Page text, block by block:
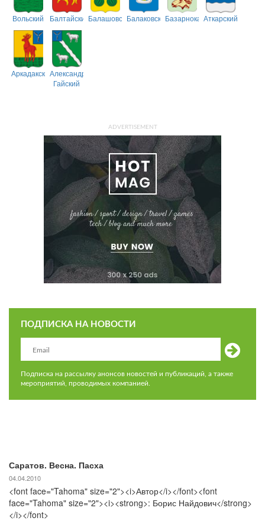
Вольский БалтайскийБалашовскийБалаковскийБазарнокарабулакский
Аткарский
АркадакскийАлександрово-
Гайский
ADVERTISEMENT
ПОДПИСКА НА НОВОСТИ
Подписка на рассылку анонсов новостей и публикаций, а также
мероприятий, проводимых компанией.
Саратов. Весна. Пасха
04.04.2010
<font face="Tahoma" size="2"><i>Автор</i></font><font
face="Tahoma" size="2"><i><strong>: Борис Найдович</strong>
</i></font>